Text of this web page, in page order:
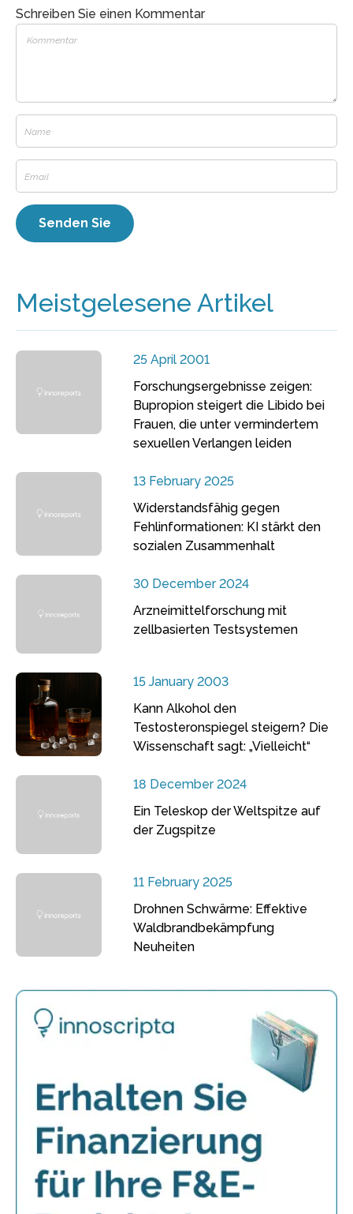
Schreiben Sie einen Kommentar
Meistgelesene Artikel
25 April 2001
Forschungsergebnisse zeigen:
Bupropion steigert die Libido bei
Frauen, die unter vermindertem
sexuellen Verlangen leiden
13 February 2025
Widerstandsfähig gegen
Fehlinformationen: KI stärkt den
sozialen Zusammenhalt
30 December 2024
Arzneimittelforschung mit
zellbasierten Testsystemen
15 January 2003
Kann Alkohol den
Testosteronspiegel steigern? Die
Wissenschaft sagt: „Vielleicht“
18 December 2024
Ein Teleskop der Weltspitze auf
der Zugspitze
11 February 2025
Drohnen Schwärme: Effektive
Waldbrandbekämpfung
Neuheiten